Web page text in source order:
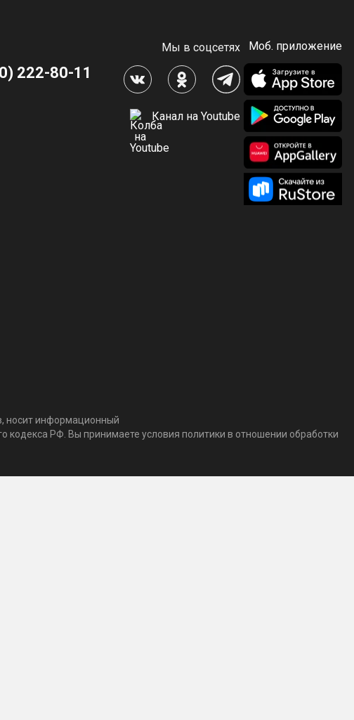
222-80-11
Мы в соцсетях
Канал на Youtube
Моб. приложение
носит информационный
кодекса РФ. Вы принимаете условия политики в отношении обработки